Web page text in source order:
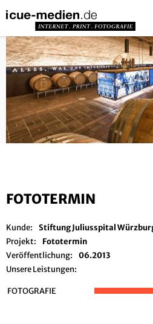
FOTOTERMIN
Kunde:
Stiftung Juliusspital
Projekt:
Fototermin
Veröffentlichung:
06.2013
Unsere Leistungen:
FOTOGRAFIE